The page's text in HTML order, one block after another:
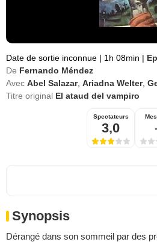
Date de sortie inconnue | 1h 08min |
De Fernando Méndez
Avec Abel Salazar, Ariadna Welter,
Titre original El ataud del vampiro
Spectateurs
3,0
Synopsis
Dérangé dans son sommeil par des